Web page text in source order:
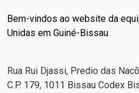
Bem-vindos ao website da
Unidas em Guiné-Bissau
Rua Rui Djassi, Predio das
C.P. 179, 1011 Bissau Codex